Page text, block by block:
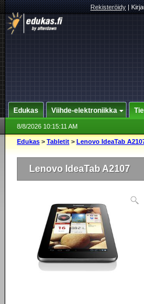
Rekisteröidy|
Edukas Viihde-elektroniikka
8/8/2026 10:15:11 AM
Edukas > Tabletit > Lenovo IdeaTab
Lenovo IdeaTab A2107